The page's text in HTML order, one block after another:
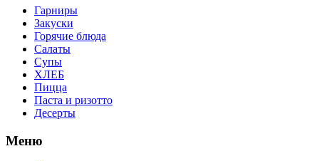
Гарниры
Закуски
Горячие блюда
Салаты
Супы
ХЛЕБ
Пицца
Паста и ризотто
Десерты
Меню